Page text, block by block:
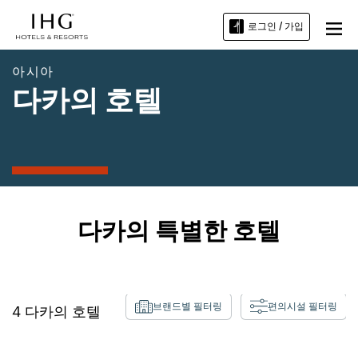
로그인 / 가입
아시아
다카의 호텔
다카의 특별한 호텔
4 다카의 호텔 브랜드별 필터링 편의시설 필터링